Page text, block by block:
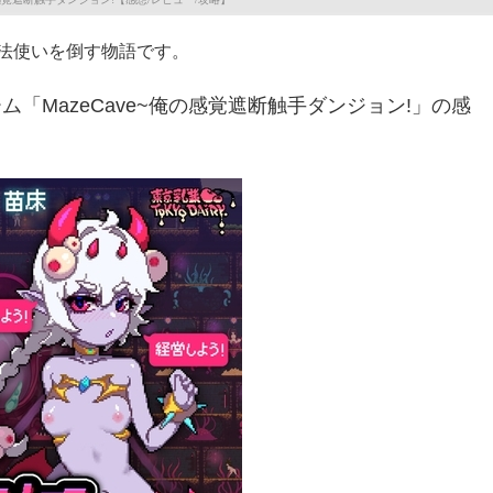
使いを倒す物語です。
「MazeCave~俺の感覚遮断触手ダンジョン!」の感